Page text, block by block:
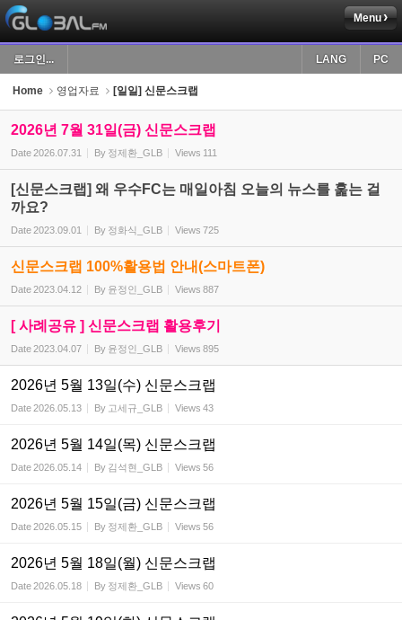
Menu
로그인... PC
LANG
Home 영업자료 [일일] 신문스크랩
2026년 7월 31일(금) 신문스크랩
Date2026.07.31 By 정제환_GLB Views 111
[신문스크랩] 왜 우수FC는 매일아침 오늘의 뉴스를 훑는 걸
까요?
Date2023.09.01 By 정화식_GLB Views 725
신문스크랩 100%활용법 안내(스마트폰)
Date2023.04.12 By 윤정인_GLB Views 887
[ 사례공유 ] 신문스크랩 활용후기
Date2023.04.07 By 윤정인_GLB Views 895
2026년 5월 13일(수) 신문스크랩
Date2026.05.13 By 고세규_GLB Views 43
2026년 5월 14일(목) 신문스크랩
Date2026.05.14 By 김석현_GLB Views 56
2026년 5월 15일(금) 신문스크랩
Date2026.05.15 By 정제환_GLB Views 56
2026년 5월 18일(월) 신문스크랩
Date2026.05.18 By 정제환_GLB Views 60
Sketchbook5, 스케치북5
Sketchbook5, 스케치북5